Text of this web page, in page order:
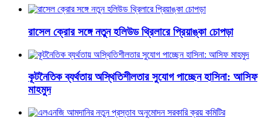
রাসেল ক্রোর সঙ্গে নতুন হলিউড থ্রিলারে প্রিয়াঙ্কা চোপড়া
কূটনৈতিক ব্যর্থতায় অস্থিতিশীলতার সুযোগ পাচ্ছেন হাসিনা: আসিফ
মাহমুদ